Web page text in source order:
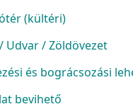
(kültéri)
Udvar / Zöldövezet
és bográcsozási
bevihető